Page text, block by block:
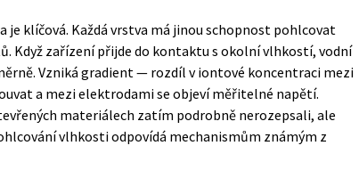
klíčová. Každá vrstva má jinou schopnost pohlcovat
Když zařízení přijde do kontaktu s okolní vlhkostí, vodní
Vzniká gradient — rozdíl v iontové koncentraci mezi
a mezi elektrodami se objeví měřitelné napětí.
materiálech zatím podrobně nerozepsali, ale
vlhkosti odpovídá mechanismům známým z